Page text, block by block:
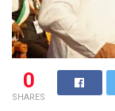
0
SHARES